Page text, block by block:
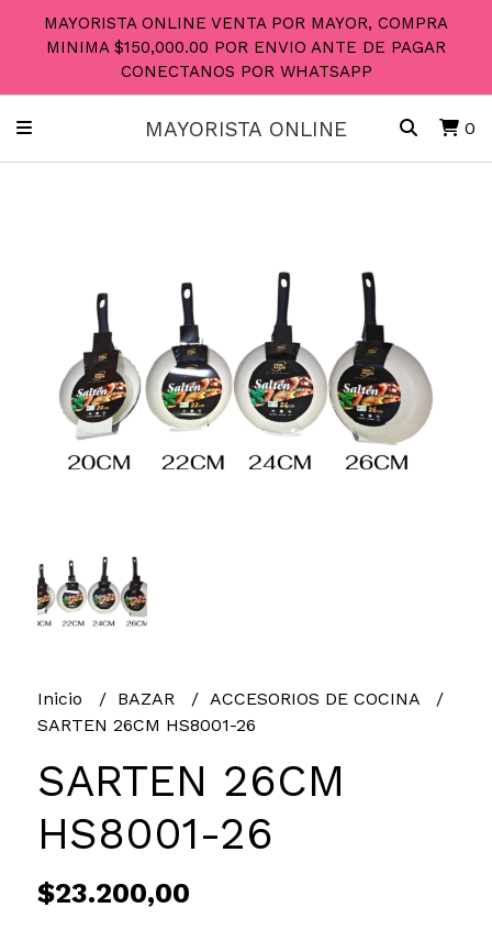
MAYORISTA ONLINE VENTA POR MAYOR, COMPRA
MINIMA $150,000.00 POR ENVIO ANTE DE PAGAR
CONECTANOS POR WHATSAPP
MAYORISTA ONLINE 0
Inicio BAZAR
ACCESORIOS DE COCINA
SARTEN 26CM HS8001-26
SARTEN 26CM
HS8001-26
$23.200,00